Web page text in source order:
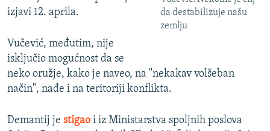
da destabilizuje našu
zemlju
izjavi 12. aprila.
Vučević, međutim, nije
isključio mogućnost da se
neko oružje, kako je naveo, na "nekakav volšeban
način", nađe i na teritoriji konflikta.
Demantij je stigao i iz Ministarstva spoljnih poslova